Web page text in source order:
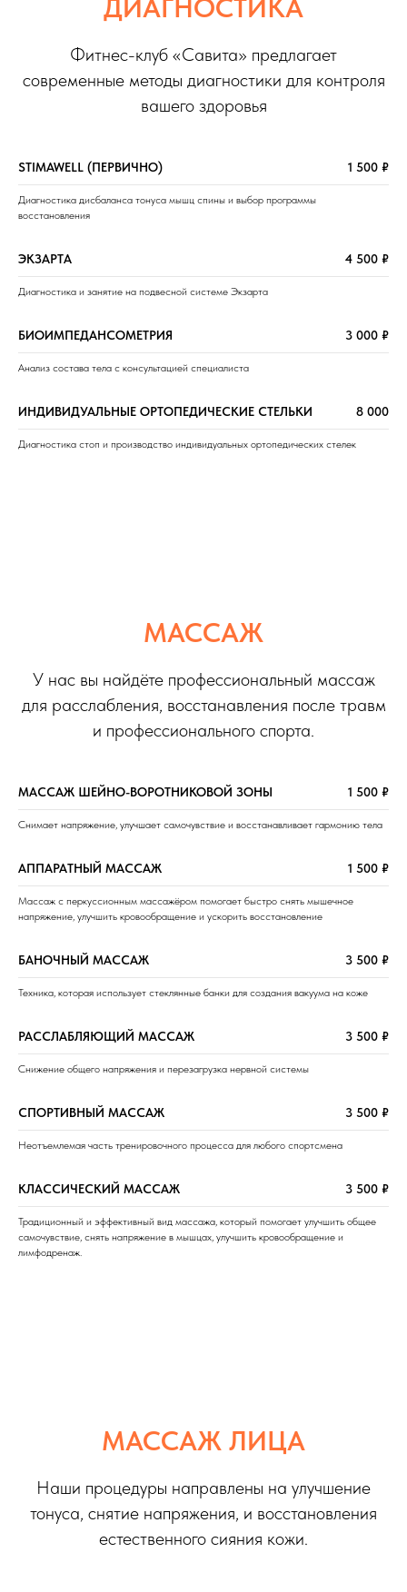
ДИАГНОСТИКА
Фитнес-клуб «Савита» предлагает
современные методы диагностики для контроля
вашего здоровья
STIMAWELL (ПЕРВИЧНО) 1 500 ₽
Диагностика дисбаланса тонуса мышц спины и выбор программы
восстановления
ЭКЗАРТА 4 500 ₽
Диагностика и занятие на подвесной системе Экзарта
БИОИМПЕДАНСОМЕТРИЯ 3 000 ₽
Анализ состава тела с консультацией специалиста
ИНДИВИДУАЛЬНЫЕ ОРТОПЕДИЧЕСКИЕ СТЕЛЬКИ 8 000
Диагностика стоп и производство индивидуальных ортопедических стелек
МАССАЖ
У нас вы найдёте профессиональный массаж
для расслабления, восстанавления после травм
и профессионального спорта.
МАССАЖ ШЕЙНО-ВОРОТНИКОВОЙ ЗОНЫ 1 500 ₽
Снимает напряжение, улучшает самочувствие и восстанавливает гармонию тела
АППАРАТНЫЙ МАССАЖ 1 500 ₽
Массаж с перкуссионным массажёром помогает быстро снять мышечное
напряжение, улучшить кровообращение и ускорить восстановление
БАНОЧНЫЙ МАССАЖ 3 500 ₽
Техника, которая использует стеклянные банки для создания вакуума на коже
РАССЛАБЛЯЮЩИЙ МАССАЖ 3 500 ₽
Снижение общего напряжения и перезагрузка нервной системы
СПОРТИВНЫЙ МАССАЖ 3 500 ₽
Неотъемлемая часть тренировочного процесса для любого спортсмена
КЛАССИЧЕСКИЙ МАССАЖ 3 500 ₽
Традиционный и эффективный вид массажа, который помогает улучшить общее
самочувствие, снять напряжение в мышцах, улучшить кровообращение и
лимфодренаж.
МАССАЖ ЛИЦА
Наши процедуры направлены на улучшение
тонуса, снятие напряжения, и восстановления
естественного сияния кожи.